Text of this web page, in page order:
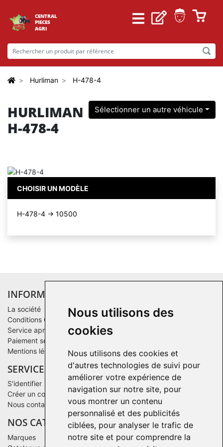
Nous utilisons des
cookies
Nous utilisons des cookies et
d'autres technologies de suivi pour
améliorer votre expérience de
navigation sur notre site, pour
vous montrer un contenu
personnalisé et des publicités
ciblées, pour analyser le trafic de
notre site et pour comprendre la
CENTRAL
PIECES
AGRI
Hurliman H-478-4
HURLIMAN
H-478-4
Sélectionner un autre véhicule
CHOISIR UN MODÈLE
H-478-4 -> 10500
INFORMATIONS
La société
Conditions Générales de Vente
Service après-vente
Paiement sécurisé
Mentions légales
SERVICE CLIENTS
S'identifier
Créer un compte
Nous contacter
NOS CATALOGUES
Marques